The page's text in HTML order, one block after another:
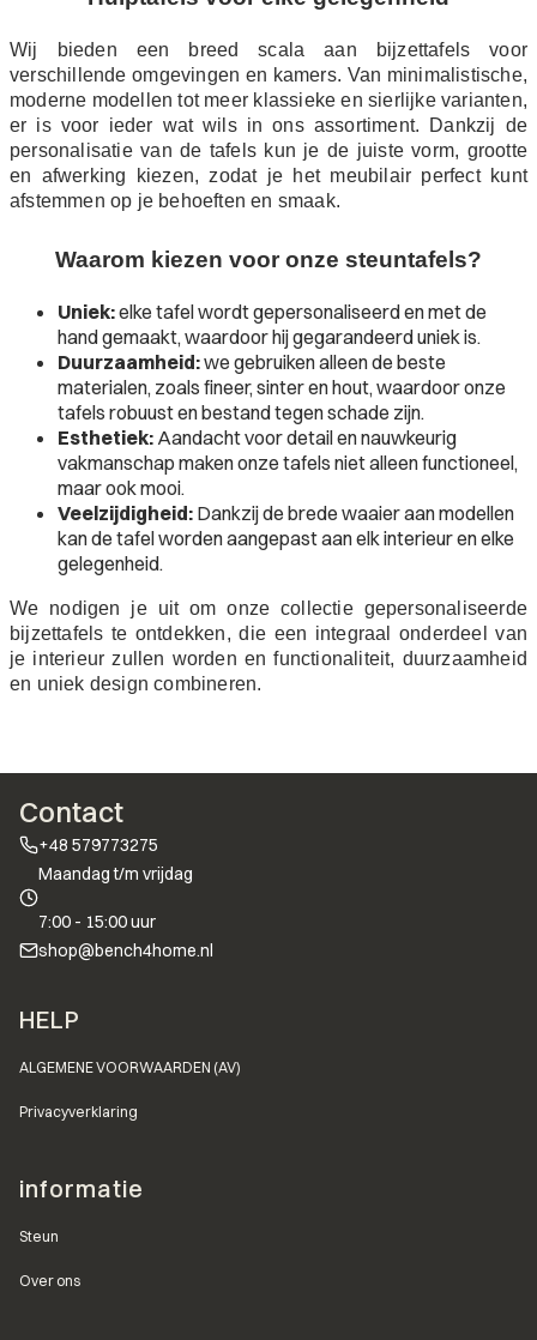
Wij bieden een breed scala aan bijzettafels voor
verschillende omgevingen en kamers. Van minimalistische,
moderne modellen tot meer klassieke en sierlijke varianten,
er is voor ieder wat wils in ons assortiment. Dankzij de
personalisatie van de tafels kun je de juiste vorm, grootte
en afwerking kiezen, zodat je het meubilair perfect kunt
afstemmen op je behoeften en smaak.
Waarom kiezen voor onze steuntafels?
Uniek:elke tafel wordt gepersonaliseerd en met de
hand gemaakt, waardoor hij gegarandeerd uniek is.
Duurzaamheid:we gebruiken alleen de beste
materialen, zoals fineer, sinter en hout, waardoor onze
tafels robuust en bestand tegen schade zijn.
Esthetiek: Aandacht voor detail en nauwkeurig
vakmanschap maken onze tafels niet alleen functioneel,
maar ook mooi.
Veelzijdigheid: Dankzij de brede waaier aan modellen
kan de tafel worden aangepast aan elk interieur en elke
gelegenheid.
We nodigen je uit om onze collectie gepersonaliseerde
bijzettafels te ontdekken, die een integraal onderdeel van
je interieur zullen worden en functionaliteit, duurzaamheid
en uniek design combineren.
Contact
+48 579773275
Maandag t/m vrijdag
7:00 - 15:00 uur
shop@bench4home.nl
Voettekstmenu
HELP
ALGEMENE VOORWAARDEN (AV)
Privacyverklaring
informatie
Steun
Over ons